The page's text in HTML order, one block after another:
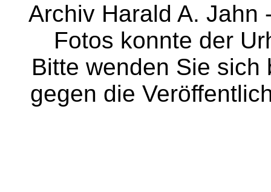
Archiv Harald A. Jahn
Fotos konnte der
Bitte wenden Sie
gegen die